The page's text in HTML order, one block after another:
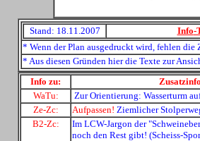
Stand: 18.11.2007 Info-
* Wenn der Plan ausgedruckt wird, fehlen
* Aus diesen Gründen hier die Texte zur
Info zu:
WaTu:
Zur Orientierung: Wasserturm
Ze-Zc: Aufpassen! Ziemlicher
B2-Zc:
Im LCW-Jargon der
noch den Rest gibt! (Scheiss-